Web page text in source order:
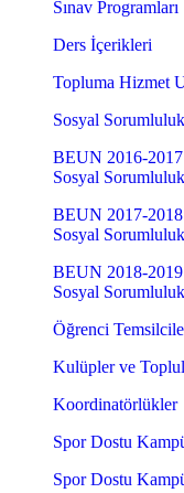
Sınav Programları
Ders İçerikleri
Topluma Hizmet
Sosyal
BEUN 2016-2017
Sosyal
BEUN 2017-2018
Sosyal
BEUN 2018-2019
Sosyal
Öğrenci
Kulüpler ve
Koordinatörlükler
Spor Dostu
Spor Dostu